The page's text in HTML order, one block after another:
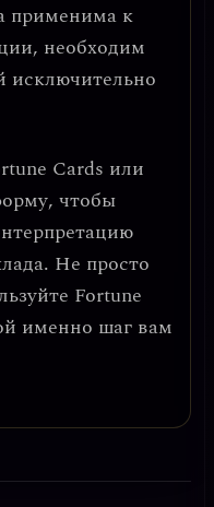
применима к
необходим
исключительно
Cards или
чтобы
Не просто
Fortune
именно шаг вам